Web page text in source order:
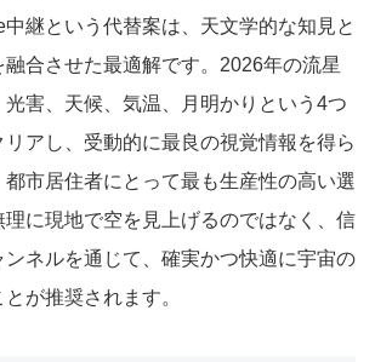
継という代替案は、天文学的な知見と
合させた最適解です。2026年の流星
害、天候、気温、月明かりという4つ
アし、受動的に最良の視覚情報を得ら
市居住者にとって最も生産性の高い選
に現地で空を見上げるのではなく、信
ンネルを通じて、確実かつ快適に宇宙の
が推奨されます。